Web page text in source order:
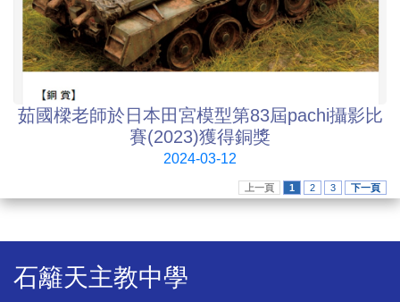
茹國樑老師於日本田宮模型第83屆pachi攝影比
賽(2023)獲得銅獎
2024-03-12
上一頁 1 2 3 下一頁
石籬天主教中學